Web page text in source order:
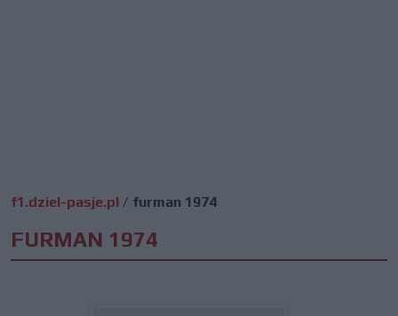
f1.dziel-pasje.pl / furman 1974
FURMAN 1974